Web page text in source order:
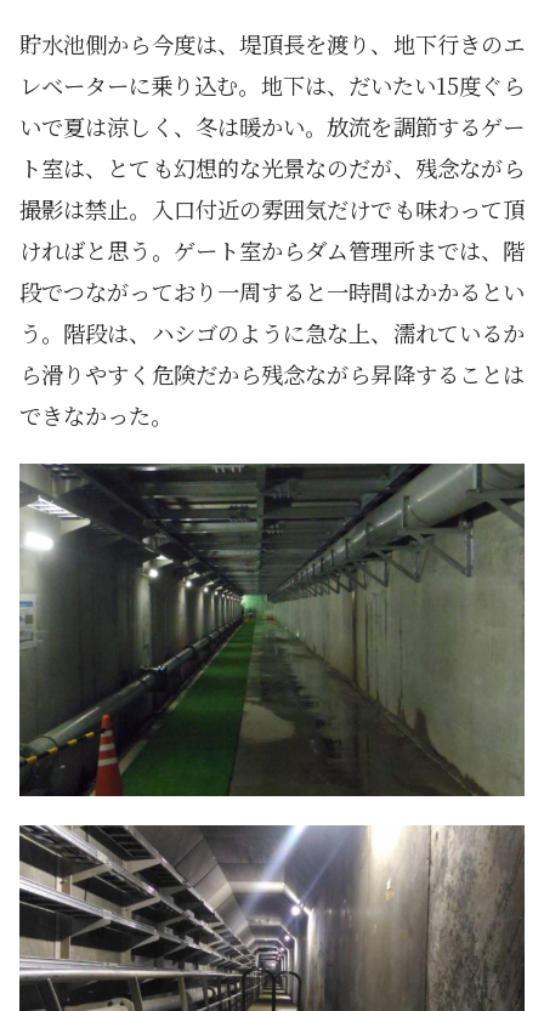
貯水池側から今度は、堤頂長を渡り、地下行きのエ
レベーターに乗り込む。地下は、だいたい15度ぐら
いで夏は涼しく、冬は暖かい。放流を調節するゲー
ト室は、とても幻想的な光景なのだが、残念ながら
撮影は禁止。入口付近の雰囲気だけでも味わって頂
ければと思う。ゲート室からダム管理所までは、階
段でつながっており一周すると一時間はかかるとい
う。階段は、ハシゴのように急な上、濡れているか
ら滑りやすく危険だから残念ながら昇降することは
できなかった。